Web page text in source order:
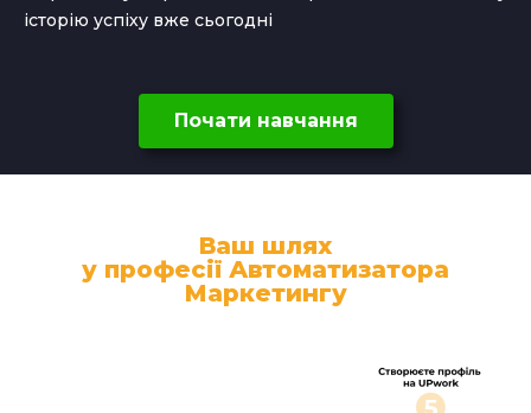
історію успіху вже сьогодні
Почати навчання
Ваш шлях
у професії Автоматизатора
Маркетингу